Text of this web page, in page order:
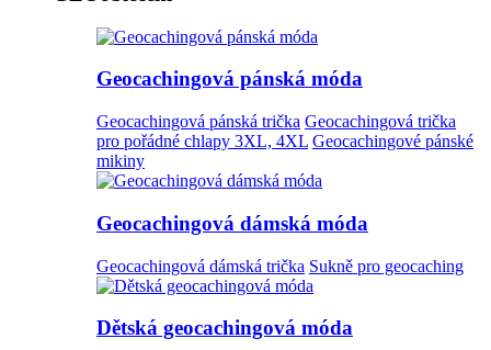
Geocachingová pánská móda
Geocachingová pánská trička Geocachingová trička
pro pořádné chlapy 3XL, 4XL Geocachingové pánské
mikiny
Geocachingová dámská móda
Geocachingová dámská trička Sukně pro geocaching
Dětská geocachingová móda